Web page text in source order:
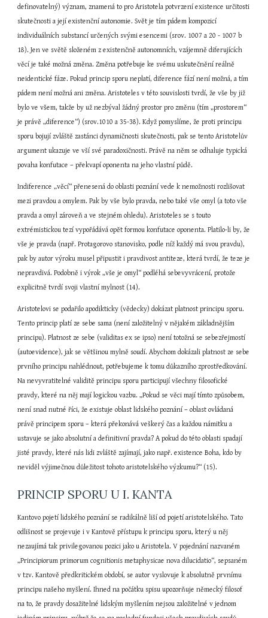
definovatelný) význam, znamená to pro Aristotela potvrzení existence určitosti
skutečnosti a její existenční autonomie. Svět je tím pádem kompozicí
individuálních substancí určených svými esencemi (srov. 1007 a 20 - 1007 b
18). Jen ve světě složeném z existenčně autonomních, vzájemně diferujících
věcí je také možná změna. Změna potřebuje ke svému uskutečnění reálně
neidentické fáze. Pokud princip sporu neplatí, diference fází není možná, a tím
pádem není možná ani změna. Aristoteles v této souvislosti tvrdí, že vše by již
bylo ve všem, takže by už nezbýval žádný prostor pro změnu (tím „prostorem“
je právě „diference“) (srov.1010 a 35-38). Když pomyslíme, že proti principu
sporu bojují zvláště zastánci dynamičnosti skutečnosti, pak se tento Aristotelův
argument ukazuje ve vší své paradoxičnosti. Právě na něm se odhaluje typická
povaha konfutace – překvapí oponenta na jeho vlastní půdě.
Indiference „věcí“ přenesená do oblasti poznání vede k nemožnosti rozlišovat
mezi pravdou a omylem. Pak by vše bylo pravda, nebo také vše omyl (a toto vše
pravda a omyl zároveň a ve stejném ohledu). Aristoteles se s touto
extrémistickou tezí vypořádává opět formou konfutace oponenta. Platilo-li by, že
vše je pravda (např. Protagorovo stanovisko, podle níž každý má svou pravdu),
pak by autor výroku musel připustit i pravdivost antiteze, která tvrdí, že teze je
nepravdivá. Podobně i výrok „vše je omyl“ podléhá sebevyvrácení, protože
explicitně tvrdí svoji vlastní mylnost (14).
Aristotelovi se podařilo apodikticky (vědecky) dokázat platnost principu sporu.
Tento princip platí ze sebe sama (není založitelný v nějakém základnějším
principu). Platnost ze sebe (validitas ex se ipso) není totožná se sebezřejmostí
(autoevidence), jak se většinou mylně soudí. Abychom dokázali platnost ze sebe
prvního principu nahlédnout, potřebujeme k tomu důkazního zprostředkování.
Na nevyvratitelné validitě principu sporu participují všechny filosofické
pravdy, které na něj mají logickou vazbu. „Pokud se věci mají tímto způsobem,
není snad nutné říci, že existuje oblast lidského poznání – oblast ovládaná
právě principem sporu – která překonává veškerý čas a každou námitku a
ustavuje se jako absolutní a definitivní pravda? A pokud do této oblasti spadají
jisté pravdy, které nás lidi zvláště zajímají, jako např. existence Boha, kdo by
neviděl výjimečnou důležitost tohoto aristotelského výzkumu?“ (15).
PRINCIP SPORU U I. KANTA
Kantovo pojetí lidského poznání se radikálně liší od pojetí aristotelského. Tato
odlišnost se projevuje i v Kantově přístupu k principu sporu, který u něj
nezaujímá tak privilegovanou pozici jako u Aristotela. V pojednání nazvaném
„Principiorum primorum cognitionis metaphysicae nova dilucidatio“, sepsaném
v tzv. Kantově předkritickém období, se autor vyslovuje k absolutně prvnímu
principu našeho myšlení. Ihned na počátku spisu upozorňuje německý filosof
na to, že pravdy dosažitelné lidským myšlením nejsou založitelné v jednom